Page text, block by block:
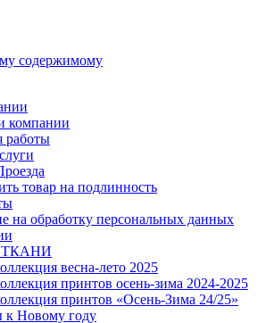
содержимому
компании
работы
товар на подлинность
на обработку персональных данных
весна-лето 2025
принтов осень-зима 2024-2025
принтов «Осень-Зима 24/25»
Новому году